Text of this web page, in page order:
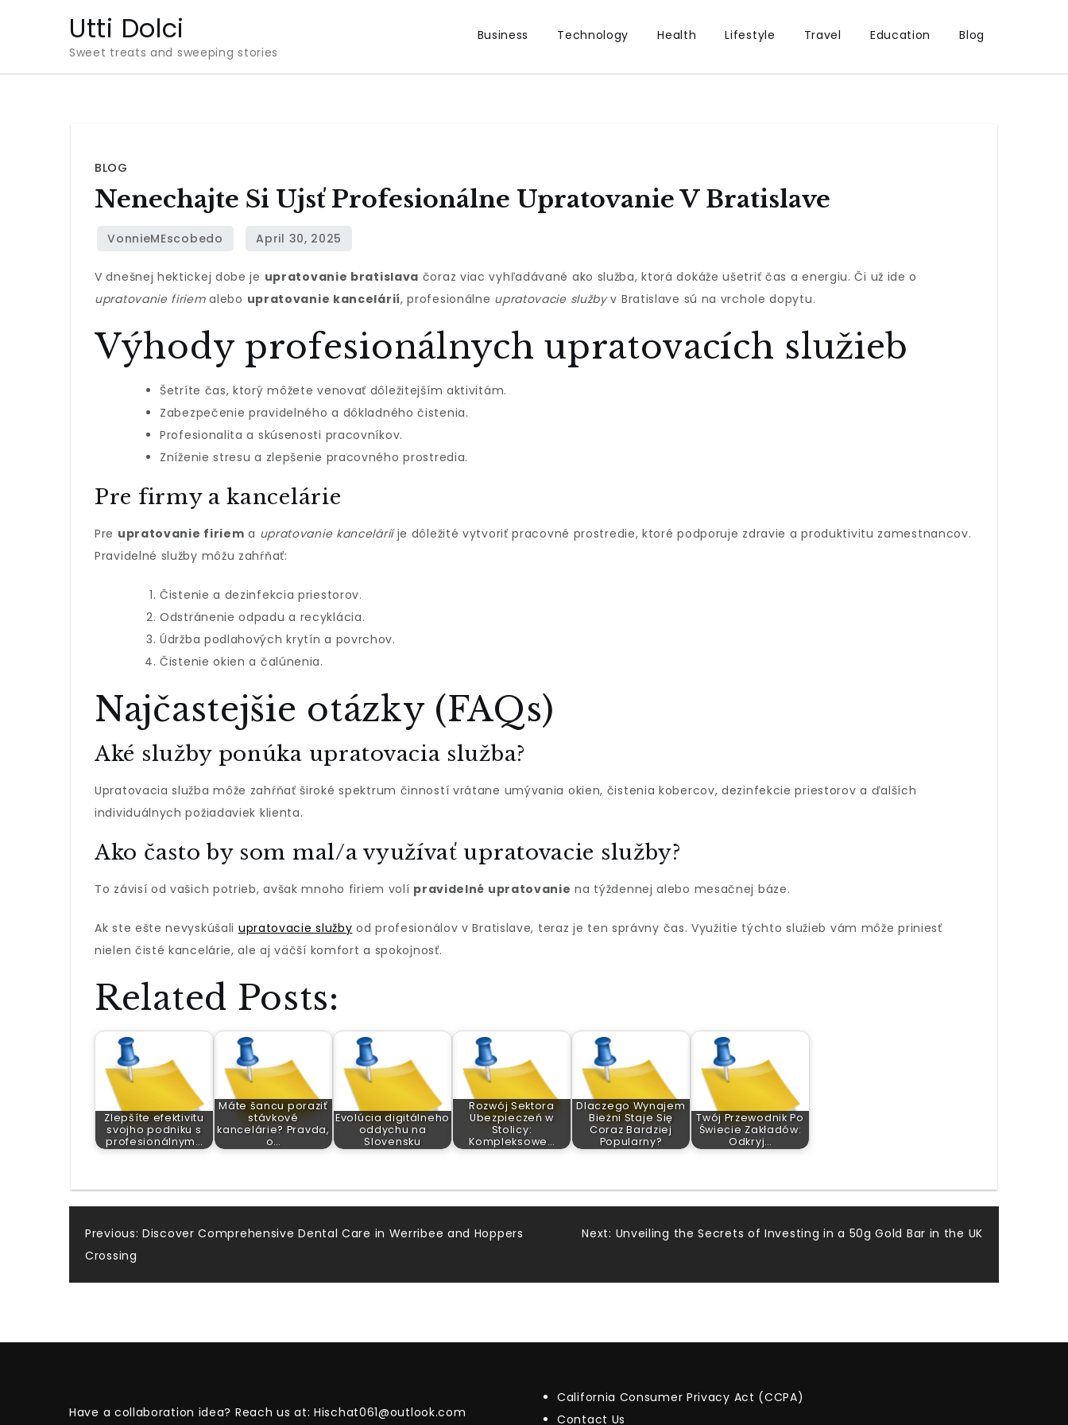
Utti Dolci
Sweet treats and sweeping stories
Business Technology Health Lifestyle Travel Education Blog
BLOG
Nenechajte Si Ujsť Profesionálne Upratovanie V Bratislave
V dnešnej hektickej dobe je upratovanie bratislava čoraz viac vyhľadávané ako služba, ktorá dokáže ušetriť čas a energiu. Či už ide o
upratovanie firiemalebo upratovanie kancelárií, profesionálne upratovacie službyv Bratislave sú na vrchole dopytu.
Výhody profesionálnych upratovacích služieb
Šetríte čas, ktorý môžete venovať dôležitejším aktivitám.
Zabezpečenie pravidelného a dôkladného čistenia.
Profesionalita a skúsenosti pracovníkov.
Zníženie stresu a zlepšenie pracovného prostredia.
Pre firmy a kancelárie
Pre upratovanie firiem a upratovanie kanceláriíje dôležité vytvoriť pracovné prostredie, ktoré podporuje zdravie a produktivitu zamestnancov.
Pravidelné služby môžu zahŕňať:
Čistenie a dezinfekcia priestorov.
Odstránenie odpadu a recyklácia.
Údržba podlahových krytín a povrchov.
Čistenie okien a čalúnenia.
Najčastejšie otázky (FAQs)
Aké služby ponúka upratovacia služba?
Upratovacia služba môže zahŕňať široké spektrum činností vrátane umývania okien, čistenia kobercov, dezinfekcie priestorov a ďalších
individuálnych požiadaviek klienta.
Ako často by som mal/a využívať upratovacie služby?
To závisí od vašich potrieb, avšak mnoho firiem volí pravidelné upratovanie na týždennej alebo mesačnej báze.
Ak ste ešte nevyskúšali upratovacie služby od profesionálov v Bratislave, teraz je ten správny čas. Využitie týchto služieb vám môže priniesť
nielen čisté kancelárie, ale aj väčší komfort a spokojnosť.
Related Posts:
Zlepšíte efektivitu
svojho podniku s
profesionálnym…
Máte šancu poraziť
stávkové
kancelárie? Pravda,
o…
Evolúcia digitálneho
oddychu na
Slovensku
Rozwój Sektora
Ubezpieczeń w
Stolicy:
Kompleksowe…
Dlaczego Wynajem
Bieżni Staje Się
Coraz Bardziej
Popularny?
Twój Przewodnik Po
Świecie Zakładów:
Odkryj…
Post
navigation
Previous: Discover Comprehensive Dental Care in Werribee and Hoppers
Crossing
Next: Unveiling the Secrets of Investing in a 50g Gold Bar in the UK
Have a collaboration idea? Reach us at:Hischat061@outlook.com
California Consumer Privacy Act (CCPA)
Contact Us